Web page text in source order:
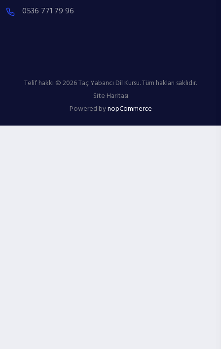
0536 771 79 96
Telif hakkı © 2026 Taç Yabancı Dil Kursu. Tüm hakları saklıdır.
Site Haritası
Powered bynopCommerce